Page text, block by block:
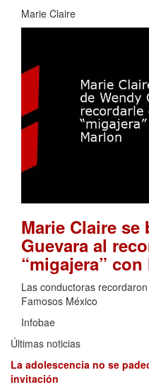
Marie Claire
Marie Claire se
Guevara al
“migajera” con
Las conductoras
Famosos México
Infobae
Últimas noticias
La adolescencia no se
invitación